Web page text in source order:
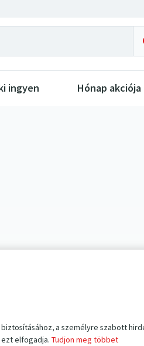
a személyre szabott
elfogadja. Tudjon meg többet
ingyen Hónap akciója